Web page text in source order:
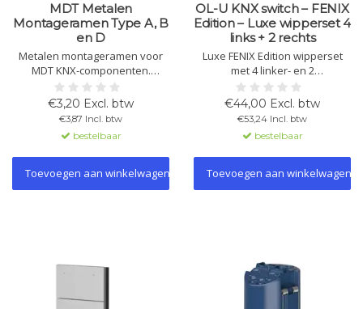
MDT Metalen
Montageramen Type A, B
en D
Metalen montageramen voor
MDT KNX-componenten.
Verkrijgbaar in type A, B en D
voor diverse schakelaars,
sensoren en bedieningen.
Zorgt voor stevige en veilige
montage in inbouwdozen.
€3,20 Excl. btw
€3,87 Incl. btw
bestelbaar
Toevoegen aan winkelwagen
OL-U KNX switch – FENIX
Edition – Luxe wipperset 4
links + 2 rechts
Luxe FENIX Edition wipperset
met 4 linker- en 2
rechterknoppen voor Eelectron
OL-U KNX tastsensor-hardware
zoals SO08A01KNX.
Vervaardigd uit supermat,
krasbestendig FENIX NTM® met
soft-touch gevoel en snelle
klikmontage.
€44,00 Excl. btw
€53,24 Incl. btw
bestelbaar
Toevoegen aan winkelwagen